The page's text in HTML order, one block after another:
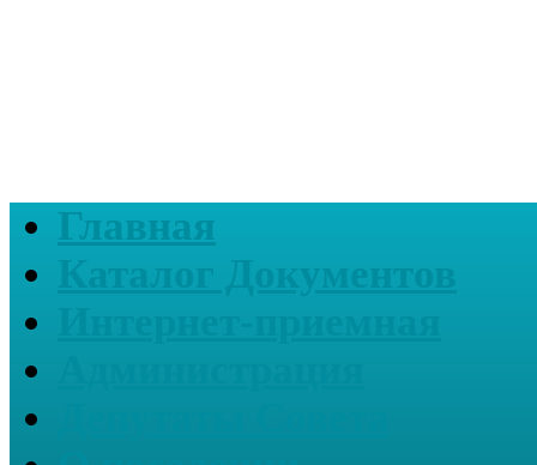
Главная